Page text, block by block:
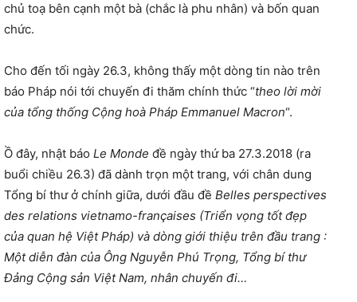
chủ toạ bên cạnh một bà (chắc là phu nhân) và bốn quan
chức.
Cho đến tối ngày 26.3, không thấy một dòng tin nào trên
báo Pháp nói tới chuyến đi thăm chính thức “theo lời mời
của tổng thống Cộng hoà Pháp Emmanuel Macron“.
Ồ đây, nhật báo Le Monde đề ngày thứ ba 27.3.2018 (ra
buổi chiều 26.3) đã dành trọn một trang, với chân dung
Tổng bí thư ở chính giữa, dưới đầu đề Belles perspectives
des relations vietnamo-françaises (Triển vọng tốt đẹp
của quan hệ Việt Pháp) và dòng giới thiệu trên đầu trang :
Một diễn đàn của Ông Nguyễn Phú Trọng, Tổng bí thư
Đảng Cộng sản Việt Nam, nhân chuyến đi…